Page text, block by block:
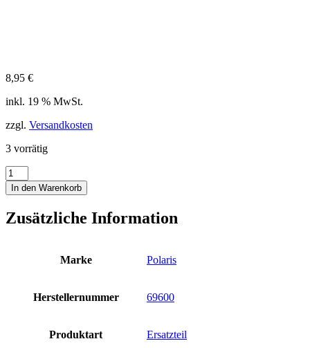
8,95 €
inkl. 19 % MwSt.
zzgl. Versandkosten
3 vorrätig
Inflator
Revisionskit
Ersatzteile
Ring
In den Warenkorb
Zusätzliche Information
Marke Polaris
Herstellernummer 69600
Produktart Ersatzteil